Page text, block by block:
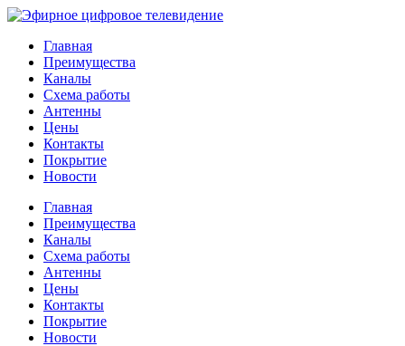
Главная
Преимущества
Каналы
Схема работы
Антенны
Цены
Контакты
Покрытие
Новости
Главная
Преимущества
Каналы
Схема работы
Антенны
Цены
Контакты
Покрытие
Новости